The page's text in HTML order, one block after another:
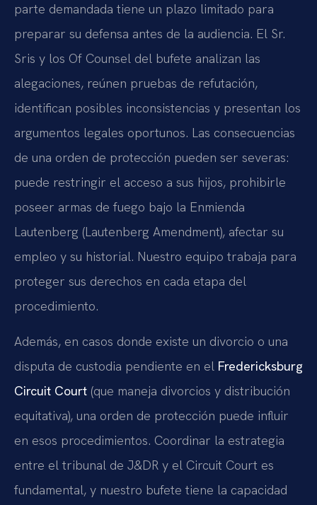
parte demandada tiene un plazo limitado para
preparar su defensa antes de la audiencia. El Sr.
Sris y los Of Counsel del bufete analizan las
alegaciones, reúnen pruebas de refutación,
identifican posibles inconsistencias y presentan los
argumentos legales oportunos. Las consecuencias
de una orden de protección pueden ser severas:
puede restringir el acceso a sus hijos, prohibirle
poseer armas de fuego bajo la Enmienda
Lautenberg (Lautenberg Amendment), afectar su
empleo y su historial. Nuestro equipo trabaja para
proteger sus derechos en cada etapa del
procedimiento.
Además, en casos donde existe un divorcio o una
disputa de custodia pendiente en el Fredericksburg
Circuit Court (que maneja divorcios y distribución
equitativa), una orden de protección puede influir
en esos procedimientos. Coordinar la estrategia
entre el tribunal de J&DR y el Circuit Court es
fundamental, y nuestro bufete tiene la capacidad